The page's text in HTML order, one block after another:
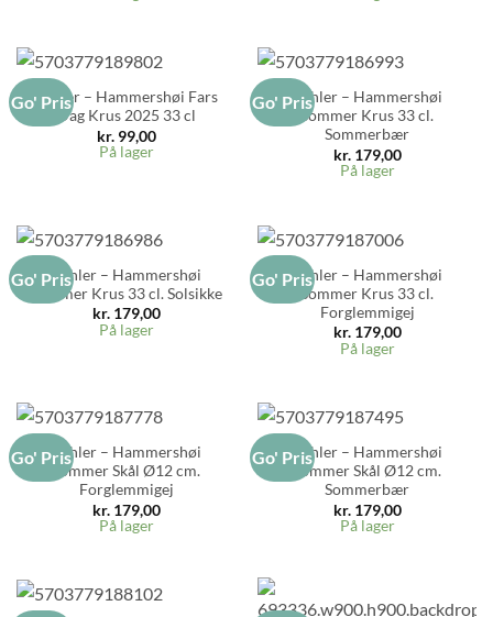
Go' Pris
Kähler – Hammershøi Fars
Dag Krus 2025 33 cl
kr.99,00
På lager
Go' PrisKähler – Hammershøi
Sommer Krus 33 cl.
Sommerbær
kr.179,00
På lager
Go' PrisKähler – Hammershøi
Sommer Krus 33 cl. Solsikke
kr.179,00
På lager
Go' PrisKähler – Hammershøi
Sommer Krus 33 cl.
Forglemmigej
kr.179,00
På lager
Go' PrisKähler – Hammershøi
Sommer Skål Ø12 cm.
Forglemmigej
kr.179,00
På lager
Go' PrisKähler – Hammershøi
Sommer Skål Ø12 cm.
Sommerbær
kr.179,00
På lager